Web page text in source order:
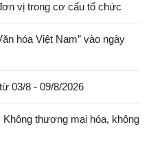
vị trong cơ cấu tổ chức
hóa Việt Nam” vào ngày
03/8 - 09/8/2026
thương mại hóa, không